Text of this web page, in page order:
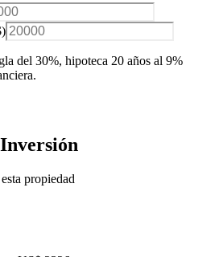
)
del 30%, hipoteca 20 años al 9%
propiedad